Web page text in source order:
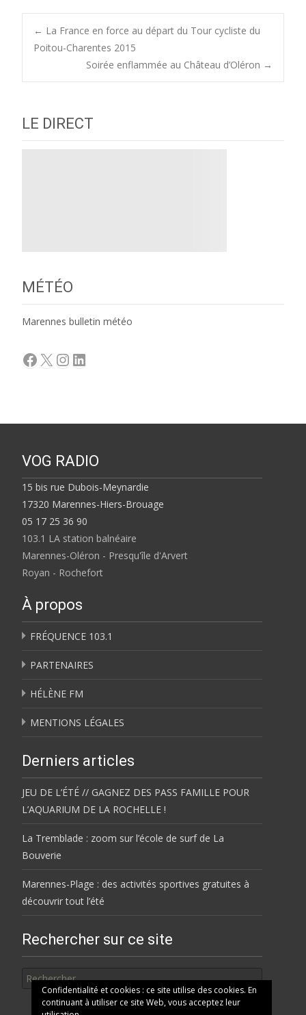
Post
navigation
← La France en force au départ du Tour cycliste du
Poitou-Charentes 2015
Soirée enflammée au Château d’Oléron →
LE DIRECT
MÉTÉO
Marennes bulletin météo
Facebook
X Instagram
LinkedIn
VOG RADIO
15 bis rue Dubois-Meynardie
17320 Marennes-Hiers-Brouage
05 17 25 36 90
103.1 LA station balnéaire
Marennes-Oléron - Presqu'île d'Arvert
Royan - Rochefort
À propos
FRÉQUENCE 103.1
PARTENAIRES
HÉLÈNE FM
MENTIONS LÉGALES
Derniers articles
JEU DE L’ÉTÉ // GAGNEZ DES PASS FAMILLE POUR
L’AQUARIUM DE LA ROCHELLE !
La Tremblade : zoom sur l’école de surf de La
Bouverie
Marennes-Plage : des activités sportives gratuites à
découvrir tout l’été
Rechercher sur ce site
Confidentialité et cookies : ce site utilise des cookies. En
continuant à utiliser ce site Web, vous acceptez leur